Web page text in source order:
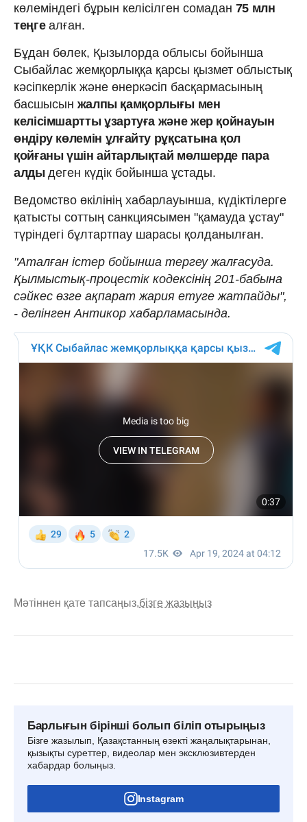
көлеміндегі бұрын келісілген сомадан 75 млн
теңгеалған.
Бұдан бөлек, Қызылорда облысы бойынша
Сыбайлас жемқорлыққа қарсы қызмет облыстық
кәсіпкерлік және өнеркәсіп басқармасының
басшысын жалпы қамқорлығы мен
келісімшартты ұзартуға және жер қойнауын
өндіру көлемін ұлғайту рұқсатына қол
қойғаны үшін айтарлықтай мөлшерде пара
алдыдеген күдік бойынша ұстады.
Ведомство өкілінің хабарлауынша, күдіктілерге
қатысты соттың санкциясымен "қамауда ұстау"
түріндегі бұлтартпау шарасы қолданылған.
"Аталған істер бойынша тергеу жалғасуда.
Қылмыстық-процестік кодексінің 201-бабына
сәйкес өзге ақпарат жария етуге жатпайды",
- делінген Антикор хабарламасында.
Мәтіннен қате тапсаңыз,бізге жазыңыз
Барлығын бірінші болып біліп отырыңыз
Бізге жазылып, Қазақстанның өзекті жаңалықтарынан,
қызықты суреттер, видеолар мен эксклюзивтерден
хабардар болыңыз.
Instagram